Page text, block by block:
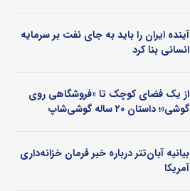
آینده ایران را باید به جای نفت بر سرمایه
انسانی بنا کرد
از یک فضای کوچک تا «فروشگاهی روی
گوشی»؛ داستان ۲۰ ساله گوشی‌شاپ
بیانیه آبان‌تتر درباره خبر فرمان خزانه‌داری
آمریکا